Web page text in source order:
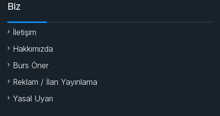
Biz
İletişim
Hakkımızda
Burs Öner
Reklam / İlan Yayınlama
Yasal Uyarı